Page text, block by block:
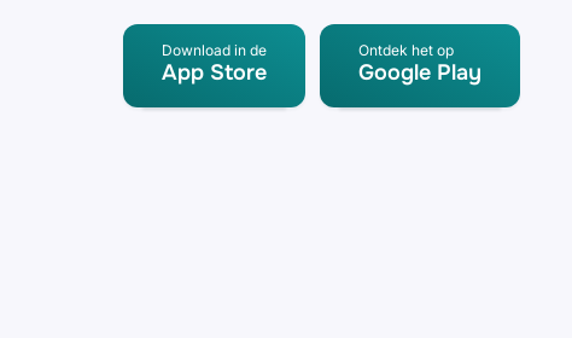
Download in de
App Store
Ontdek het op
Google Play